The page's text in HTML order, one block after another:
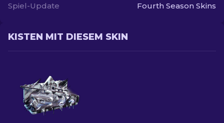
Spiel-Update
Fourth Season Skins
KISTEN MIT DIESEM SKIN